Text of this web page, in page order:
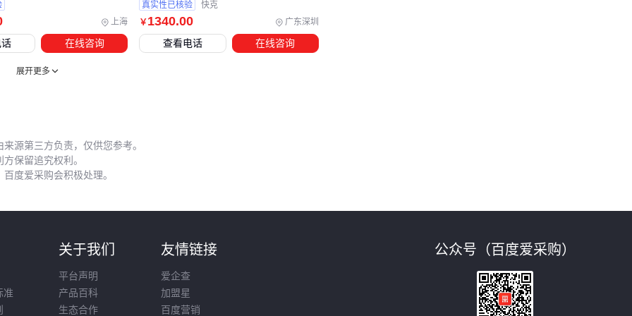
业，要么为补救临时采购不匹配的配件。提前规划烟雾处理方
案和静电防护等级，能让高端焊台的性能得到充分发挥。
五、焊台性能衰减快？可能是维护环节被忽略了
档位，用专用
剂
保护焊咀。
际温度与显示值偏差
存放环境：潮湿场所应配备防潮箱，避免焊咀和电路板受潮
耗材匹配：不同焊锡丝
/锡膏的熔点差异会影响焊咀寿命，
无铅焊接建议配合专用
烙铁头
上海
在线咨询
￥ 1340.00 广东深圳
真实性已核验 快克
查看电话 在线咨询
展开更多
源第三方负责，仅供您参考。
保留追究权利。
度爱采购会积极处理。
准
关于我们
平台声明
产品百科
生态合作
友情链接
爱企查
加盟星
百度营销
公众号（百度爱采购）